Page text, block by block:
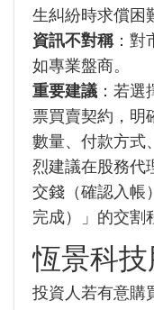
生糾紛時求償困
資訊不對稱：對
如專業盤商。
重要建議 ：若
票買賣契約，明
數量、付款方式
烈建議在股務代
交錢（確認入帳
完成）」的交割
恆景科
投資人若有意購